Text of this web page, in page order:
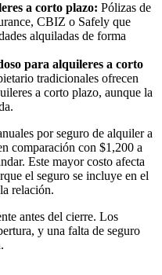
a corto plazo: Pólizas de
CBIZ o Safely que
alquiladas de forma
para alquileres a corto
tradicionales ofrecen
a corto plazo, aunque la
por seguro de alquiler a
comparación con $1,200 a
Este mayor costo afecta
el seguro se incluye en el
relación.
antes del cierre. Los
y una falta de seguro